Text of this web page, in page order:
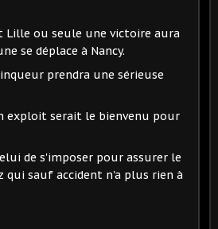
Lille ou seule une victoire aura
se déplace à Nancy.
prendra une sérieuse
exploit serait le bienvenu pour
de s'imposer pour assurer le
sauf accident n'a plus rien à